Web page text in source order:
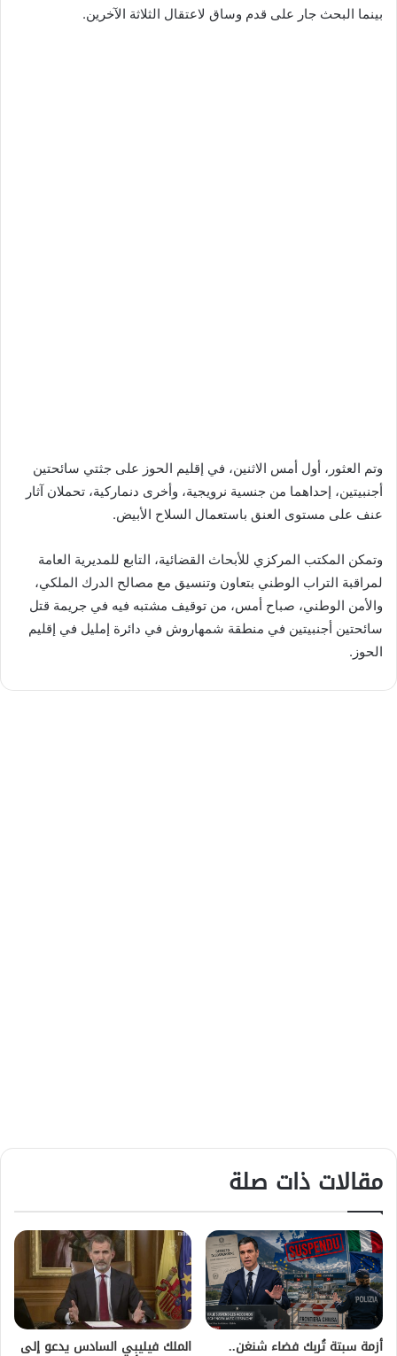
بينما البحث جار على قدم وساق لاعتقال الثلاثة الآخرين.
وتم العثور، أول أمس الاثنين، في إقليم الحوز على جثتي سائحتين
أجنبيتين، إحداهما من جنسية نرويجية، وأخرى دنماركية، تحملان آثار
عنف على مستوى العنق باستعمال السلاح الأبيض.
وتمكن المكتب المركزي للأبحاث القضائية، التابع للمديرية العامة
لمراقبة التراب الوطني بتعاون وتنسيق مع مصالح الدرك الملكي،
والأمن الوطني، صباح أمس، من توقيف مشتبه فيه في جريمة قتل
سائحتين أجنبيتين في منطقة شمهاروش في دائرة إمليل في إقليم
الحوز.
مقالات ذات صلة
أزمة سبتة تُربك فضاء شنغن.. الملك فيليبي السادس يدعو إلى